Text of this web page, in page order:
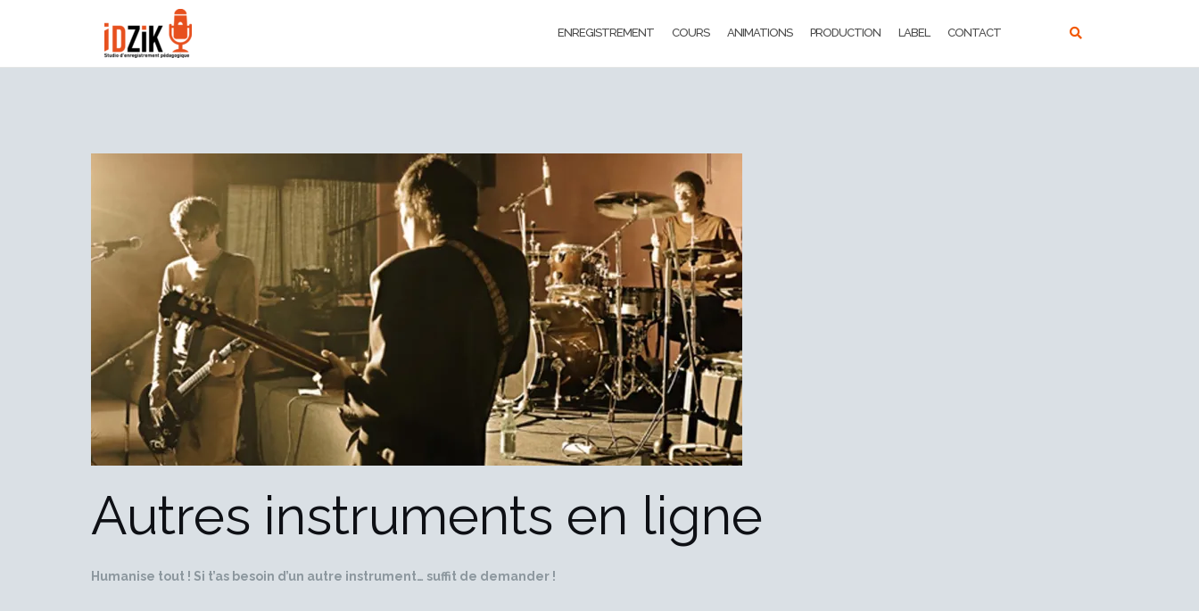
ENREGISTREMENT COURS ANIMATIONS PRODUCTION LABEL CONTACT
Autres instruments en ligne
Humanise tout ! Si t’as besoin d’un autre instrument… suffit de demander !